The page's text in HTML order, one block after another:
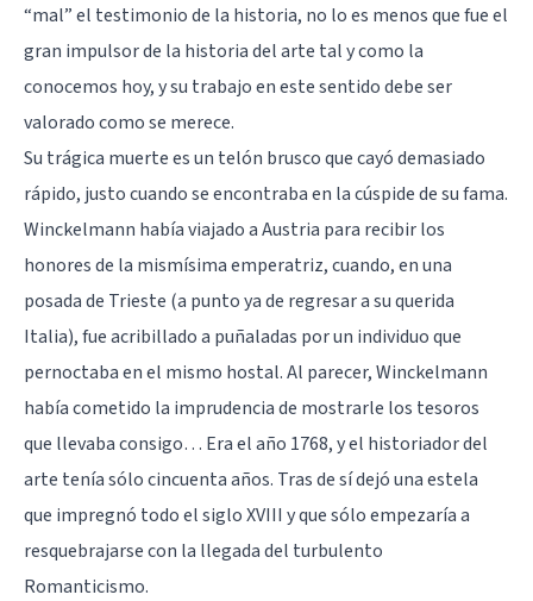
“mal” el testimonio de la historia, no lo es menos que fue el
gran impulsor de la historia del arte tal y como la
conocemos hoy, y su trabajo en este sentido debe ser
valorado como se merece.
Su trágica muerte es un telón brusco que cayó demasiado
rápido, justo cuando se encontraba en la cúspide de su fama.
Winckelmann había viajado a Austria para recibir los
honores de la mismísima emperatriz, cuando, en una
posada de Trieste (a punto ya de regresar a su querida
Italia), fue acribillado a puñaladas por un individuo que
pernoctaba en el mismo hostal. Al parecer, Winckelmann
había cometido la imprudencia de mostrarle los tesoros
que llevaba consigo… Era el año 1768, y el historiador del
arte tenía sólo cincuenta años. Tras de sí dejó una estela
que impregnó todo el siglo XVIII y que sólo empezaría a
resquebrajarse con la llegada del turbulento
Romanticismo.